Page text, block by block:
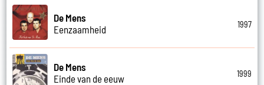
De Mens
Eenzaamheid
1997
De Mens
Einde van de eeuw
1999